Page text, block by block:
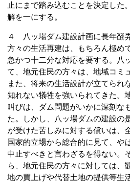
止にまで踏み込むことを決定した
解を一にする。
４ 八ッ場ダム建設計画に長年翻
方々の生活再建は、もちろん極め
急かつ十二分な対応を要する。八
て、地元住民の方々は、地域コミ
また、将来の生活設計が立てられ
知れない犠牲を強いられてきた。
叫びは、ダム問題がいかに深刻な
た。しかし、八ッ場ダムの建設の
が受けた苦しみに対する償いは、
国家的立場から総合的に見て、や
中止すべきと言わざるを得ない。
ら、地元住民の方々に対しては、
地の買上げや代替土地の提供等生